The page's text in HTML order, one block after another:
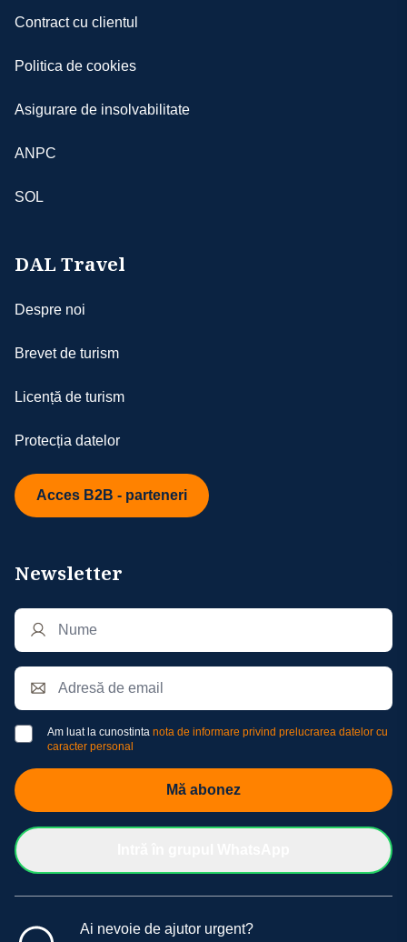
Contract cu clientul
Politica de cookies
Asigurare de insolvabilitate
ANPC
SOL
DAL Travel
Despre noi
Brevet de turism
Licență de turism
Protecția datelor
Acces B2B - parteneri
Newsletter
Am luat la cunostinta nota de informare privind prelucrarea datelor cu
caracter personal
Mă abonez
Ai nevoie de ajutor urgent?